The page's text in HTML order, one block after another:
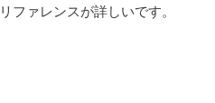
ファレンスが詳しいです。